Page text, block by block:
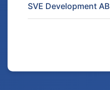
SVE Development AB